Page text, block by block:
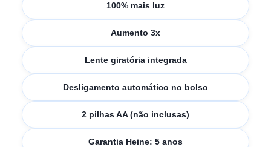
100% mais luz
Aumento 3x
Lente giratória integrada
Desligamento automático no bolso
2 pilhas AA (não inclusas)
Garantia Heine: 5 anos